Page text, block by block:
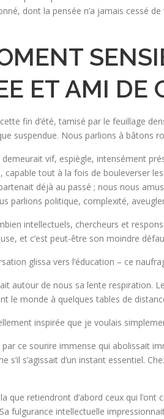
dont la pensée n’a jamais cessé de
ET AMI DE
fin d’été, tamisé par le feuillage
suspendue. Nous parlions à bâtons
demeurait vif, espiègle, intensément
tout à la fois de bouleverser
déjà au passé ; nous nous
parlions politique, complexité,
intellectuels, chercheurs et
et c’est peut-être son moindre
glissa vers l’éducation – ce
autour de nous sa lente respiration.
le monde à quelques tables de
inspirée que je voulais
par ce sourire immense qui abolissait
s’il s’agissait d’un instant essentiel.
que retiendront d’abord ceux qui
fulgurance intellectuelle